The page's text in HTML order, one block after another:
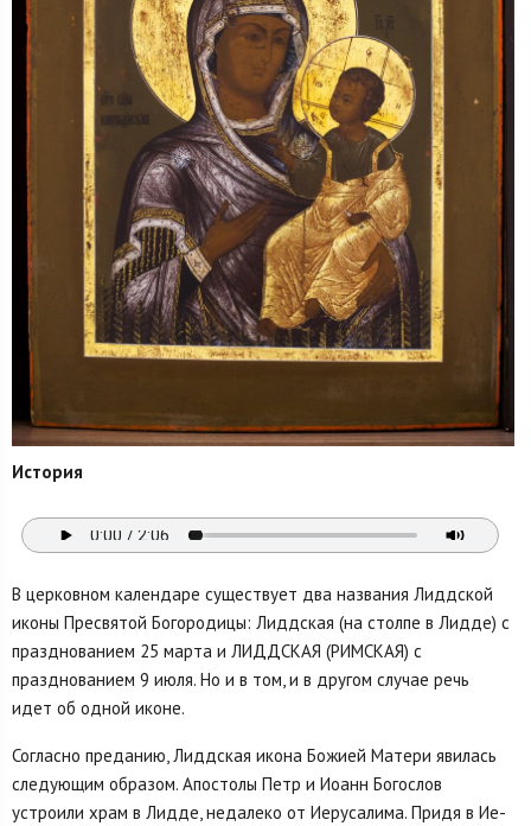
История
В церковном календаре существует два названия Лиддской
иконы Пресвятой Богороди­цы: Лиддская (на столпе в Лидде) с
празднованием 25 марта и ЛИДДСКАЯ (РИМСКАЯ) с
празднованием 9 июля. Но и в том, и в другом случае речь
идет об одной иконе.
Согласно преданию, Лиддская икона Божией Матери явилась
следующим образом. Апо­столы Петр и Иоанн Богослов
устроили храм в Лидде, недалеко от Иерусалима. Придя в Ие­